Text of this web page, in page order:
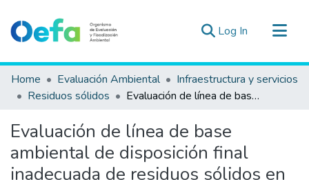
Log In (current)
Communities & Collections
All of DSpace
Estad. Externas
Guias ▾
Home Evaluación Ambiental
Infraestructura y servicios
Residuos sólidos
Evaluación de línea de base ambiental de disposición final inadecuada de residuos sólidos en el distrito de La Victoria, departamento de Lima, que servirán de insumo para las actividades de supervisión a entidades públicas de la Dirección de Supervisión del OEFA
Evaluación de línea de base
ambiental de disposición final
inadecuada de residuos sólidos en